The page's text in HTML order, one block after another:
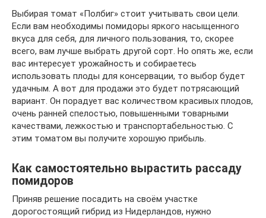
Выбирая томат «Полбиг» стоит учитывать свои цели.
Если вам необходимы помидоры яркого насыщенного
вкуса для себя, для личного пользования, то, скорее
всего, вам лучше выбрать другой сорт. Но опять же, если
вас интересует урожайность и собираетесь
использовать плоды для консервации, то выбор будет
удачным. А вот для продажи это будет потрясающий
вариант. Он порадует вас количеством красивых плодов,
очень ранней спелостью, повышенными товарными
качествами, лежкостью и транспортабельностью. С
этим томатом вы получите хорошую прибыль.
Как самостоятельно вырастить рассаду
помидоров
Приняв решение посадить на своём участке
дорогостоящий гибрид из Нидерландов, нужно